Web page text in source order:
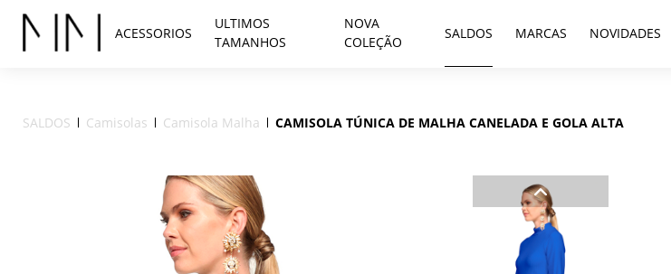
ACESSORIOS
ULTIMOS
TAMANHOS
NOVA
COLEÇÃO
SALDOS MARCAS NOVIDADES
SALDOS Camisolas Camisola Malha CAMISOLA TÚNICA DE MALHA CANELADA E GOLA ALTA